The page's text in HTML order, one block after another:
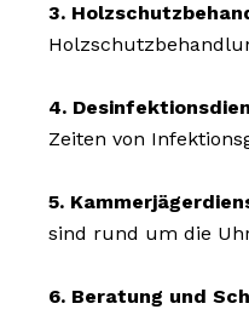
3.
4.
Zeiten von
5.
sind rund um die
6. Beratung und